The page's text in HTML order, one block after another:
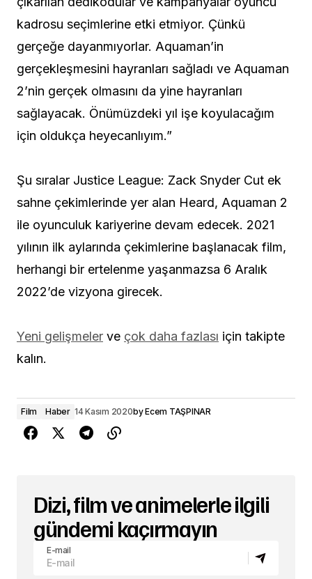
kadrosu seçimlerine etki etmiyor. Çünkü
gerçeğe dayanmıyorlar. Aquaman’in
gerçekleşmesini hayranları sağladı ve Aquaman
2’nin gerçek olmasını da yine hayranları
sağlayacak. Önümüzdeki yıl işe koyulacağım
için oldukça heyecanlıyım.”
Şu sıralar Justice League: Zack Snyder Cut ek
sahne çekimlerinde yer alan Heard, Aquaman 2
ile oyunculuk kariyerine devam edecek. 2021
yılının ilk aylarında çekimlerine başlanacak film,
herhangi bir ertelenme yaşanmazsa 6 Aralık
2022’de vizyona girecek.
Yeni gelişmeler ve çok daha fazlası için takipte
kalın.
Film Haber 14 Kasım 2020byEcem TAŞPINAR
Dizi, film ve animelerle ilgili
gündemi kaçırmayın
E-mail